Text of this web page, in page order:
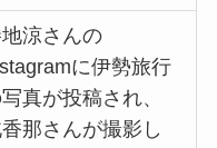
涼さんの
に伊勢旅行
真が投稿され、
那さんが撮影し